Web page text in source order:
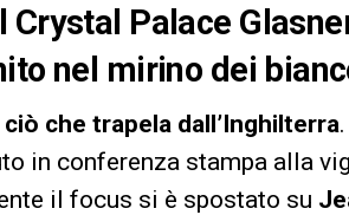
Crystal Palace
nel mirino dei
che trapela dall’Inghilterra
in conferenza stampa alla
il focus si è spostato su